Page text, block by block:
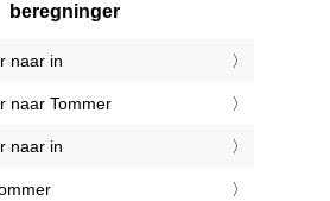
beregninger
naar in
naar Tommer
naar in